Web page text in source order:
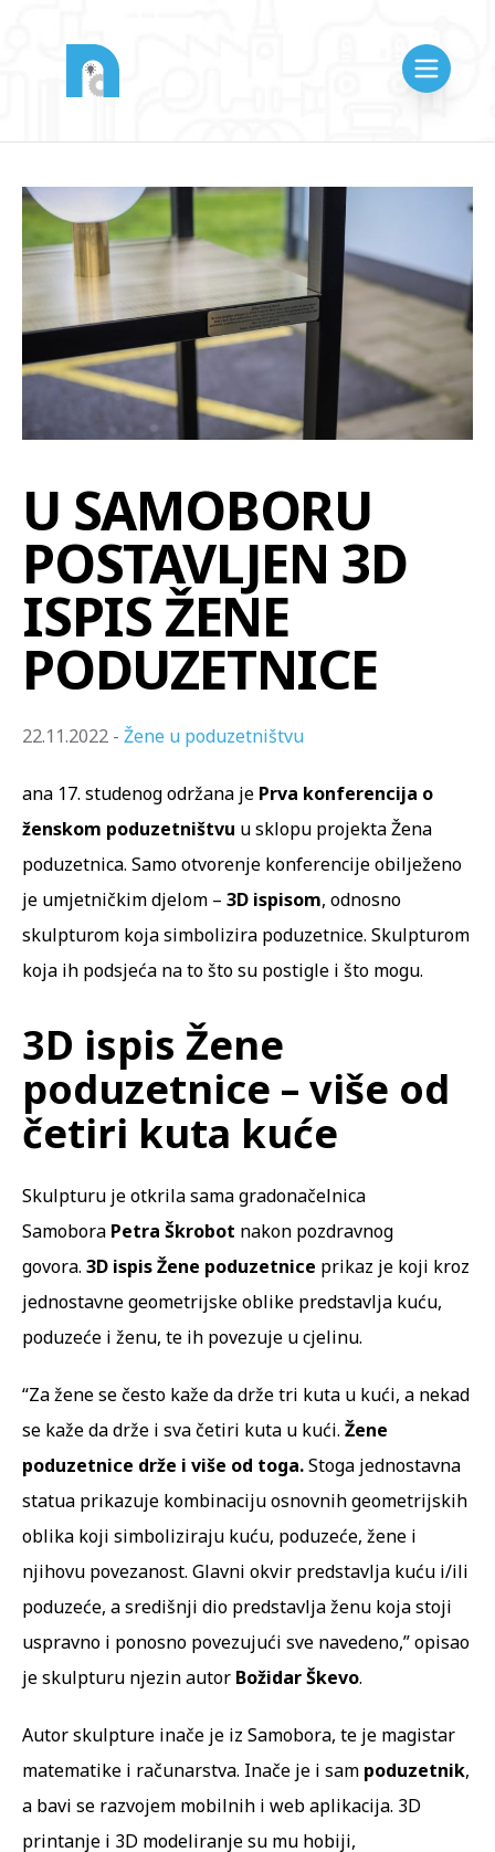
U SAMOBORU
POSTAVLJEN 3D
ISPIS ŽENE
PODUZETNICE
22.11.2022 - Žene u poduzetništvu
ana 17. studenog održana je Prva konferencija o
ženskom poduzetništvu u sklopu projekta Žena
poduzetnica. Samo otvorenje konferencije obilježeno
je umjetničkim djelom – 3D ispisom, odnosno
skulpturom koja simbolizira poduzetnice. Skulpturom
koja ih podsjeća na to što su postigle i što mogu.
3D ispis Žene
poduzetnice – više od
četiri kuta kuće
Skulpturu je otkrila sama gradonačelnica
Samobora Petra Škrobot nakon pozdravnog
govora. 3D ispis Žene poduzetnice prikaz je koji kroz
jednostavne geometrijske oblike predstavlja kuću,
poduzeće i ženu, te ih povezuje u cjelinu.
“Za žene se često kaže da drže tri kuta u kući, a nekad
se kaže da drže i sva četiri kuta u kući. Žene
poduzetnice drže i više od toga.Stoga jednostavna
statua prikazuje kombinaciju osnovnih geometrijskih
oblika koji simboliziraju kuću, poduzeće, žene i
njihovu povezanost. Glavni okvir predstavlja kuću i/ili
poduzeće, a središnji dio predstavlja ženu koja stoji
uspravno i ponosno povezujući sve navedeno,” opisao
je skulpturu njezin autor Božidar Škevo.
Autor skulpture inače je iz Samobora, te je magistar
matematike i računarstva. Inače je i sam poduzetnik,
a bavi se razvojem mobilnih i web aplikacija. 3D
printanje i 3D modeliranje su mu hobiji,